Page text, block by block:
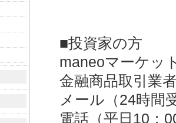
■投資家の方
maneoマーケッ
金融商品取引業
メール（24時間
電話（平日10：